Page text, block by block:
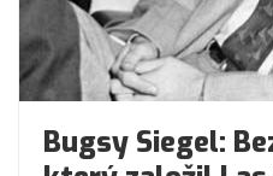
Bugsy Siegel: